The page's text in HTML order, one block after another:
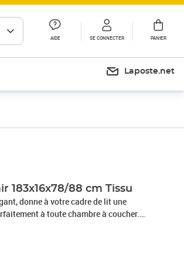
AIDE SE CONNECTER PANIER
Laposte.net
183x16x78/88 cm Tissu
donne à votre cadre de lit une
à toute chambre à coucher.
et épuré, et il est respirant et
en hauteur selon vos